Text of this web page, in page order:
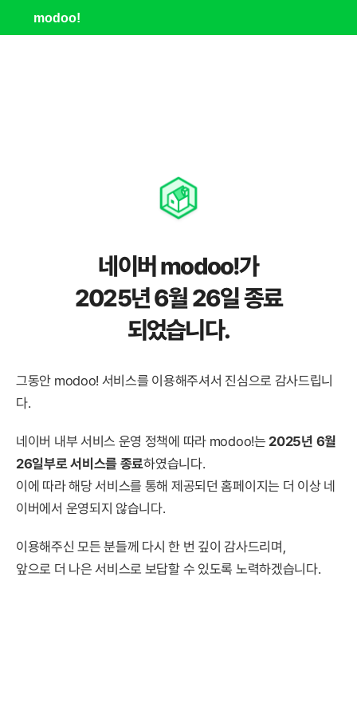
modoo!
네이버 modoo!가
2025년 6월 26일 종료
되었습니다.
그동안 modoo! 서비스를 이용해주셔서 진심으로 감사드립니
다.
네이버 내부 서비스 운영 정책에 따라 modoo!는 2025년 6월
26일부로 서비스를 종료하였습니다.
이에 따라 해당 서비스를 통해 제공되던 홈페이지는 더 이상 네
이버에서 운영되지 않습니다.
이용해주신 모든 분들께 다시 한 번 깊이 감사드리며,
앞으로 더 나은 서비스로 보답할 수 있도록 노력하겠습니다.